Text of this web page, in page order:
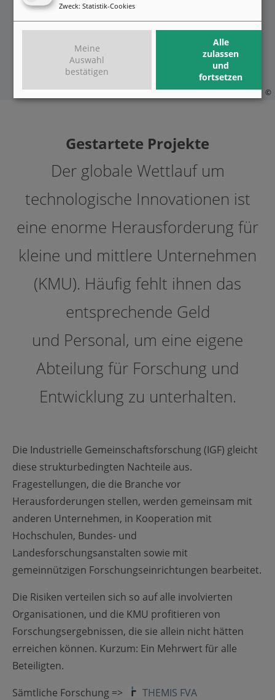
Gestartete Projekte
Der globale Wettlauf um
technologische Innovationen ist
eine enorme Herausforderung für
kleine und mittlere Unternehmen
(KMU). Häufig fehlt ihnen das
entsprechende Geld
und Personal, um eine eigene
Abteilung für Forschung und
Entwicklung zu unterhalten.
Die Industrielle Gemeinschaftsforschung (IGF) gleicht
diese strukturbedingten Nachteile aus.
Fragestellungen, die die Branche vor
Herausforderungen stellen, werden gemeinsam mit
anderen Unternehmen, in Kooperation mit
Hochschulen, Bundes- und
Landesforschungsanstalten sowie mit
gemeinnützigen Forschungseinrichtungen bearbeitet.
Die Risiken verteilen sich so auf alle involvierten
Organisationen, und die KMU profitieren von
Forschungsergebnissen, die sie allein nicht hätten
erreichen können. Kurzum: Ein Mehrwert für alle
Beteiligten.
Sämtliche Forschung =>
THEMIS FVA
©
Zweck: Statistik-Cookies
Meine
Auswahl
bestätigen
Alle
zulassen
und
fortsetzen